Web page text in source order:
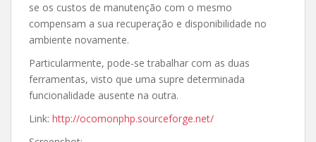
se os custos de manutenção com o mesmo
compensam a sua recuperação e disponibilidade no
ambiente novamente.
Particularmente, pode-se trabalhar com as duas
ferramentas, visto que uma supre determinada
funcionalidade ausente na outra.
Link: http://ocomonphp.sourceforge.net/